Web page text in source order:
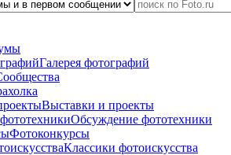
Галерея фотографий
Выставки и проекты
Обсуждение фототехники
Фотоконкурсы
Классики фотоискусства